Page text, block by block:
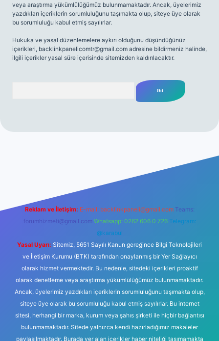
veya araştırma yükümlülüğümüz bulunmamaktadır. Ancak, üyelerimiz
yazdıkları içeriklerin sorumluluğunu taşımakta olup, siteye üye olarak
bu sorumluluğu kabul etmiş sayılırlar.
Hukuka ve yasal düzenlemelere aykırı olduğunu düşündüğünüz
içerikleri, backlinkpanelicomtr@gmail.com adresine bildirmeniz halinde,
ilgili içerikler yasal süre içerisinde sitemizden kaldırılacaktır.
Reklam ve İletişim: E-mail: backlinkpaneli@gmail.com Teams:
forumhizmeti@gmail.com Whatsapp: 0262 606 0 726 Telegram:
@karabul
Yasal Uyarı: Sitemiz, 5651 Sayılı Kanun gereğince Bilgi Teknolojileri
ve İletişim Kurumu (BTK) tarafından onaylanmış bir Yer Sağlayıcı
olarak hizmet vermektedir. Bu nedenle, sitedeki içerikleri proaktif
olarak denetleme veya araştırma yükümlülüğümüz bulunmamaktadır.
Ancak, üyelerimiz yazdıkları içeriklerin sorumluluğunu taşımakta olup,
siteye üye olarak bu sorumluluğu kabul etmiş sayılırlar. Bu internet
sitesi, herhangi bir marka, kurum veya şahıs şirketi ile hiçbir bağlantısı
bulunmamaktadır. Sitede yalnızca kendi hazırladığımız makaleler
paylaşılmaktadır. Burada yer alan içerikler haber niteliği taşımamakta